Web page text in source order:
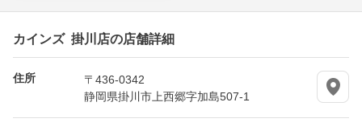
カインズ 掛川店の店舗詳細
住所
〒436-0342
静岡県掛川市上西郷字加島507-1